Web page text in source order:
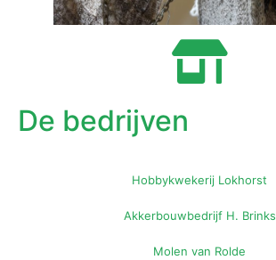
De bedrijven
Hobbykwekerij Lokhorst
Akkerbouwbedrijf H. Brinks
Molen van Rolde